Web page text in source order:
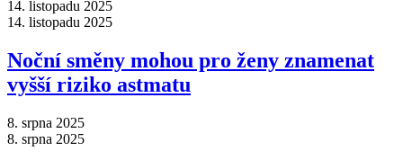
14. listopadu 2025
14. listopadu 2025
Noční směny mohou pro ženy znamenat
vyšší riziko astmatu
8. srpna 2025
8. srpna 2025